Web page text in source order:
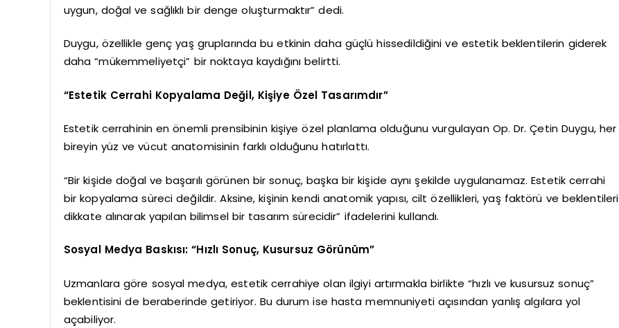
uygun, doğal ve sağlıklı bir denge oluşturmaktır” dedi.
Duygu, özellikle genç yaş gruplarında bu etkinin daha güçlü hissedildiğini ve estetik beklentilerin giderek
daha “mükemmeliyetçi” bir noktaya kaydığını belirtti.
“Estetik Cerrahi Kopyalama Değil, Kişiye Özel Tasarımdır”
Estetik cerrahinin en önemli prensibinin kişiye özel planlama olduğunu vurgulayan Op. Dr. Çetin Duygu, her
bireyin yüz ve vücut anatomisinin farklı olduğunu hatırlattı.
“Bir kişide doğal ve başarılı görünen bir sonuç, başka bir kişide aynı şekilde uygulanamaz. Estetik cerrahi
bir kopyalama süreci değildir. Aksine, kişinin kendi anatomik yapısı, cilt özellikleri, yaş faktörü ve beklentileri
dikkate alınarak yapılan bilimsel bir tasarım sürecidir” ifadelerini kullandı.
Sosyal Medya Baskısı: “Hızlı Sonuç, Kusursuz Görünüm”
Uzmanlara göre sosyal medya, estetik cerrahiye olan ilgiyi artırmakla birlikte “hızlı ve kusursuz sonuç”
beklentisini de beraberinde getiriyor. Bu durum ise hasta memnuniyeti açısından yanlış algılara yol
açabiliyor.